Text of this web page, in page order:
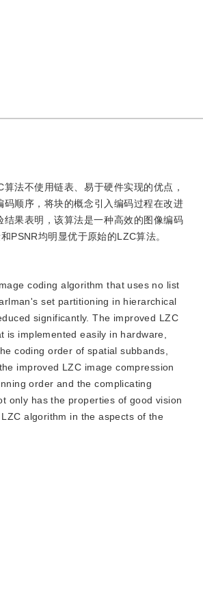
法不使用链表、易于硬件实现的优点，
顺序，将块的概念引入编码过程在改进
果表明，该算法是一种高效的图像编码
PSNR均明显优于原始的LZC算法。
coding algorithm that uses no list
set partitioning in hierarchical
significantly. The improved LZC
implemented easily in hardware,
coding order of spatial subbands,
improved LZC image compression
order and the complicating
only has the properties of good vision
algorithm in the aspects of the